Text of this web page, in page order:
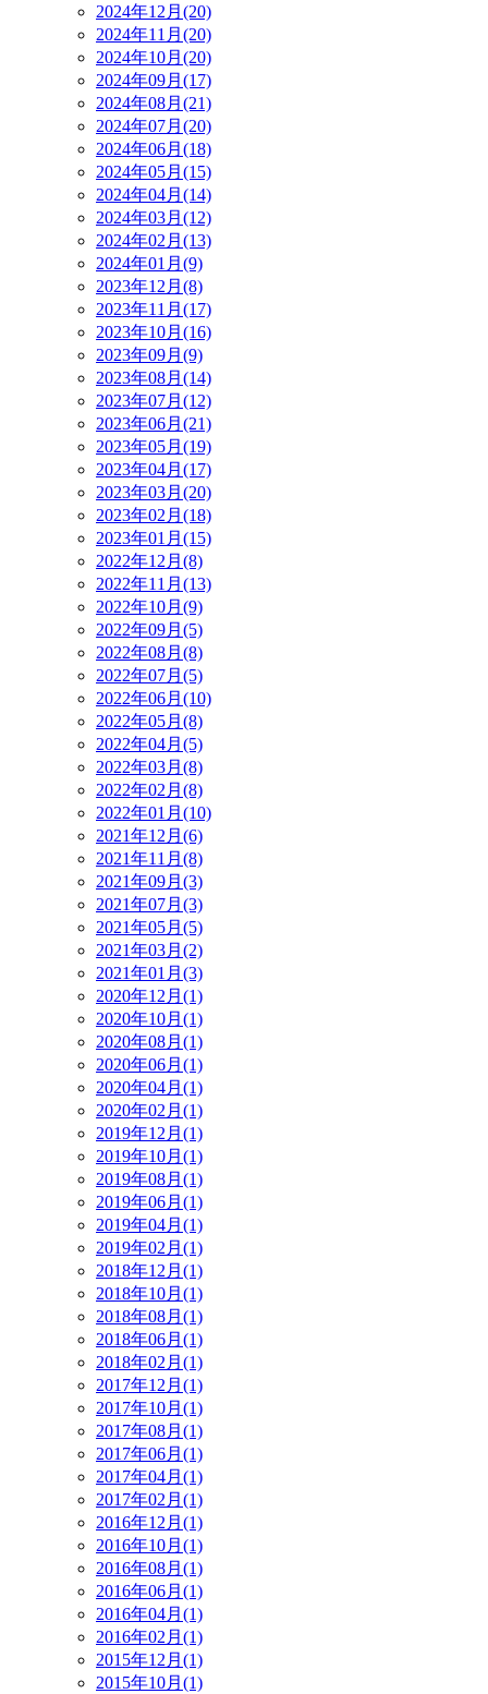
2024年12月(20)
2024年11月(20)
2024年10月(20)
2024年09月(17)
2024年08月(21)
2024年07月(20)
2024年06月(18)
2024年05月(15)
2024年04月(14)
2024年03月(12)
2024年02月(13)
2024年01月(9)
2023年12月(8)
2023年11月(17)
2023年10月(16)
2023年09月(9)
2023年08月(14)
2023年07月(12)
2023年06月(21)
2023年05月(19)
2023年04月(17)
2023年03月(20)
2023年02月(18)
2023年01月(15)
2022年12月(8)
2022年11月(13)
2022年10月(9)
2022年09月(5)
2022年08月(8)
2022年07月(5)
2022年06月(10)
2022年05月(8)
2022年04月(5)
2022年03月(8)
2022年02月(8)
2022年01月(10)
2021年12月(6)
2021年11月(8)
2021年09月(3)
2021年07月(3)
2021年05月(5)
2021年03月(2)
2021年01月(3)
2020年12月(1)
2020年10月(1)
2020年08月(1)
2020年06月(1)
2020年04月(1)
2020年02月(1)
2019年12月(1)
2019年10月(1)
2019年08月(1)
2019年06月(1)
2019年04月(1)
2019年02月(1)
2018年12月(1)
2018年10月(1)
2018年08月(1)
2018年06月(1)
2018年02月(1)
2017年12月(1)
2017年10月(1)
2017年08月(1)
2017年06月(1)
2017年04月(1)
2017年02月(1)
2016年12月(1)
2016年10月(1)
2016年08月(1)
2016年06月(1)
2016年04月(1)
2016年02月(1)
2015年12月(1)
2015年10月(1)